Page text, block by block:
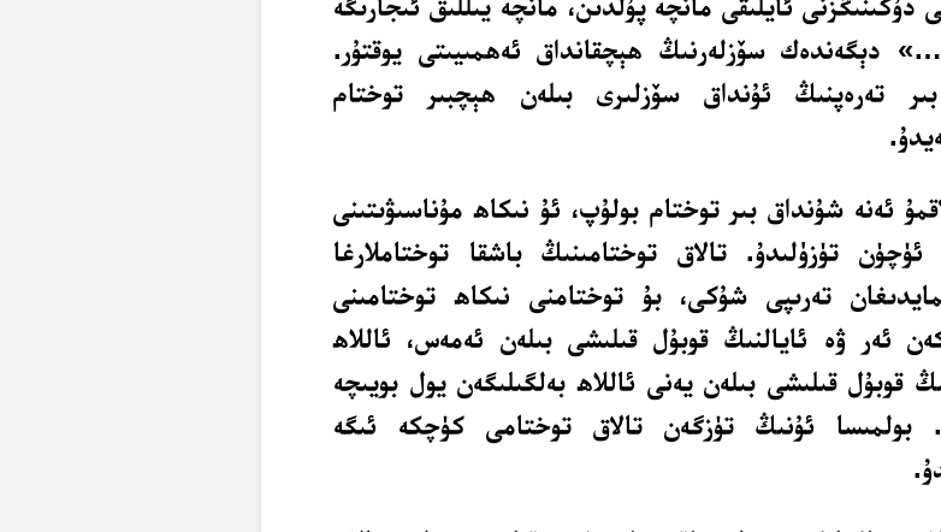
دېگەندەك سۆزلەرنىڭ ھېچقانداق ئەھمىيىتى يوقتۇر.
تەرەپنىڭ ئۇنداق سۆزلىرى بىلەن ھېچبىر توختام
ئەنە شۇنداق بىر توختام بولۇپ، ئۇ نىكاھ مۇناسىۋىتىنى
تۈزۈلىدۇ. تالاق توختامىنىڭ باشقا توختاملارغا
تەرىپى شۇكى، بۇ توختامنى نىكاھ توختامىنى
ئەر ۋە ئايالنىڭ قوبۇل قىلىشى بىلەن ئەمەس، ئاللاھ
قوبۇل قىلىشى بىلەن يەنى ئاللاھ بەلگىلىگەن يول بويىچە
بولمىسا ئۇنىڭ تۈزگەن تالاق توختامى كۈچكە ئىگە